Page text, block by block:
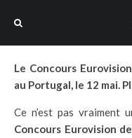
Le Concours
au Portugal, le 12 mai.
Ce n’est pas vraiment
Concours Eurovision